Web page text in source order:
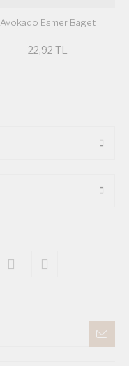
Avokado Esmer Baget
22,92 TL